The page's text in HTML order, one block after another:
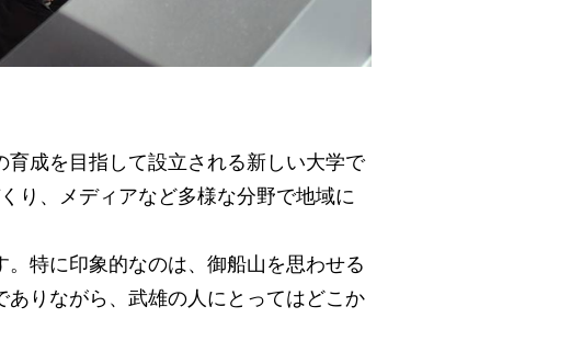
成を目指して設立される新しい大学で
り、メディアなど多様な分野で地域に
特に印象的なのは、御船山を思わせる
ありながら、武雄の人にとってはどこか